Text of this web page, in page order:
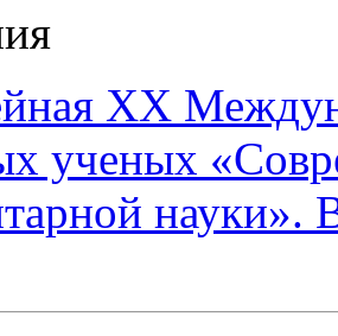
XХ
ученых
науки».